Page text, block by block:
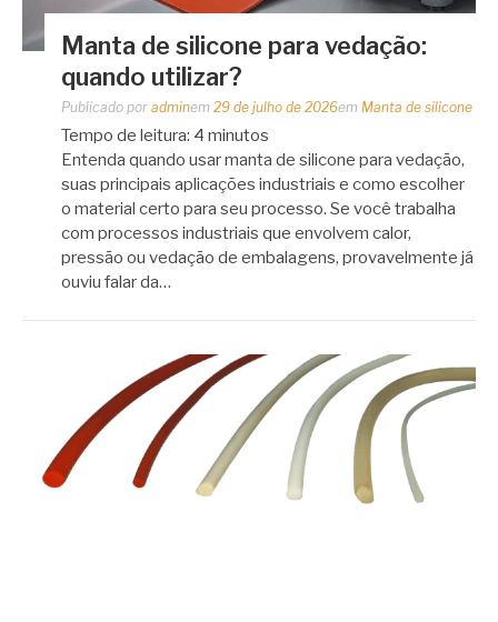
Manta de silicone para vedação:
quando utilizar?
Publicado por adminem 29 de julho de 2026em Manta de silicone
Tempo de leitura: 4 minutos
Entenda quando usar manta de silicone para vedação,
suas principais aplicações industriais e como escolher
o material certo para seu processo. Se você trabalha
com processos industriais que envolvem calor,
pressão ou vedação de embalagens, provavelmente já
ouviu falar da…